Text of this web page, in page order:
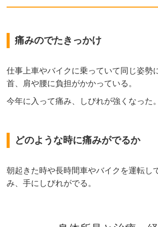
痛みのでたきっかけ
仕事上車やバイクに乗っていて同じ姿勢
首、肩や腰に負担がかかっている。
今年に入って痛み、しびれが強くなった。
どのような時に痛みがでるか
朝起きた時や長時間車やバイクを運転し
み、手にしびれがでる。